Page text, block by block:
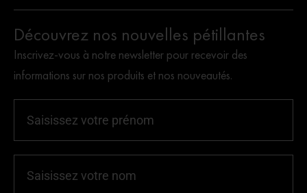
Découvrez nos nouvelles pétillantes
Inscrivez-vous à notre newsletter pour recevoir des
informations sur nos produits et nos nouveautés.